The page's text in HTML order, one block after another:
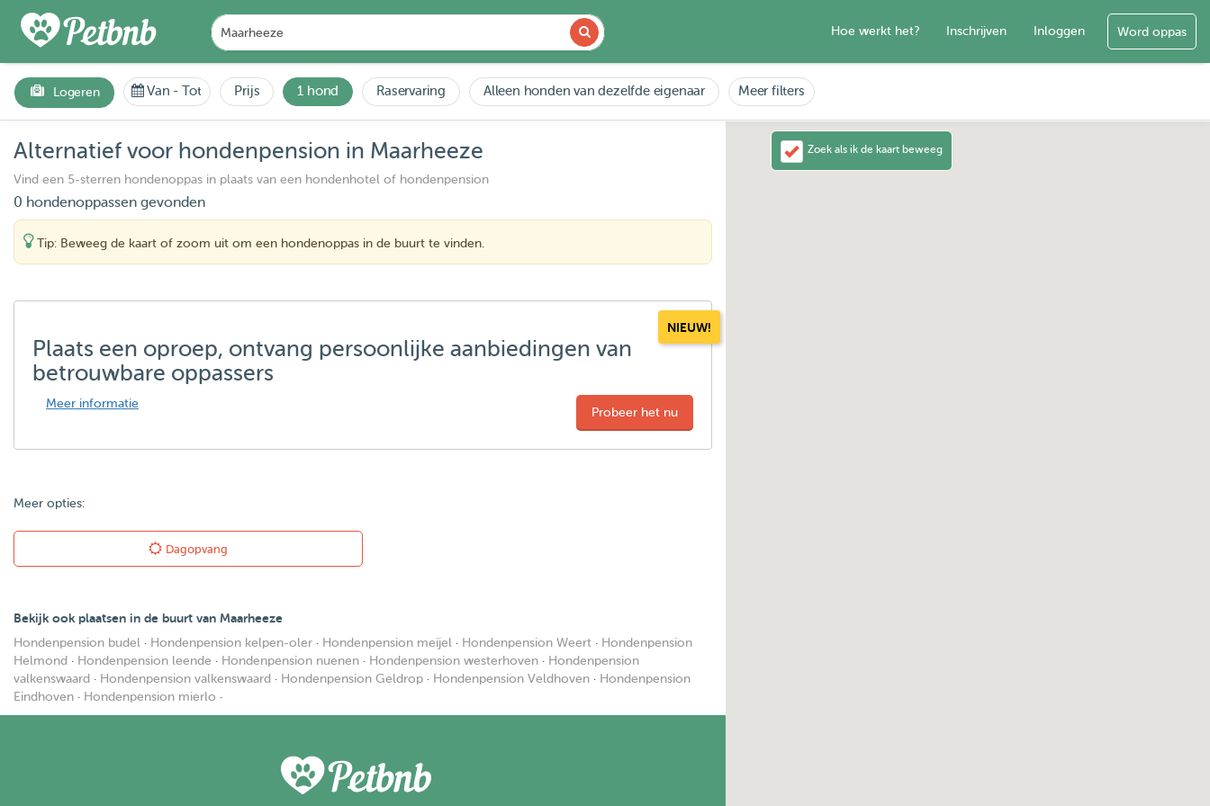
Hoe werkt het? Inschrijven Inloggen Word oppas
Logeren Van -Tot Prijs 1 hond Raservaring Alleen honden van dezelfde eigenaar Meer filters
Alternatief voor hondenpension in Maarheeze
Vind een 5-sterren hondenoppas in plaats van een hondenhotel of hondenpension
0 hondenoppassen gevonden
Tip: Beweeg de kaart of zoom uit om een hondenoppas in de buurt te vinden.
NIEUW!
Plaats een oproep, ontvang persoonlijke aanbiedingen van
betrouwbare oppassers
Meer informatie
Probeer het nu
Meer opties:
Dagopvang
Bekijk ook plaatsen in de buurt van Maarheeze
Hondenpension budel · Hondenpension kelpen-oler · Hondenpension meijel · Hondenpension Weert · Hondenpension
Helmond · Hondenpension leende · Hondenpension nuenen · Hondenpension westerhoven · Hondenpension
valkenswaard · Hondenpension valkenswaard · Hondenpension Geldrop · Hondenpension Veldhoven · Hondenpension
Eindhoven · Hondenpension mierlo ·
Zoek als ik de kaart beweeg